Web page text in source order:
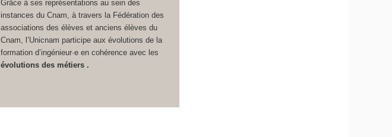
Grâce à ses représentations au sein des
instances du Cnam, à travers la Fédération des
associations des élèves et anciens élèves du
Cnam, l’Unicnam participe aux évolutions de la
formation d’ingénieur·e en cohérence avec les
évolutions des métiers .